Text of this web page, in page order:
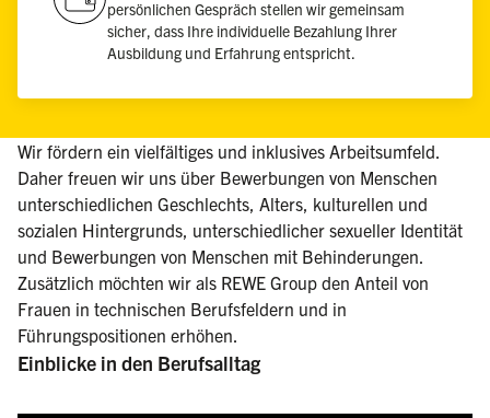
persönlichen Gespräch stellen wir gemeinsam
sicher, dass Ihre individuelle Bezahlung Ihrer
Ausbildung und Erfahrung entspricht.
Wir fördern ein vielfältiges und inklusives Arbeitsumfeld.
Daher freuen wir uns über Bewerbungen von Menschen
unterschiedlichen Geschlechts, Alters, kulturellen und
sozialen Hintergrunds, unterschiedlicher sexueller Identität
und Bewerbungen von Menschen mit Behinderungen.
Zusätzlich möchten wir als REWE Group den Anteil von
Frauen in technischen Berufsfeldern und in
Führungspositionen erhöhen.
Einblicke in den Berufsalltag